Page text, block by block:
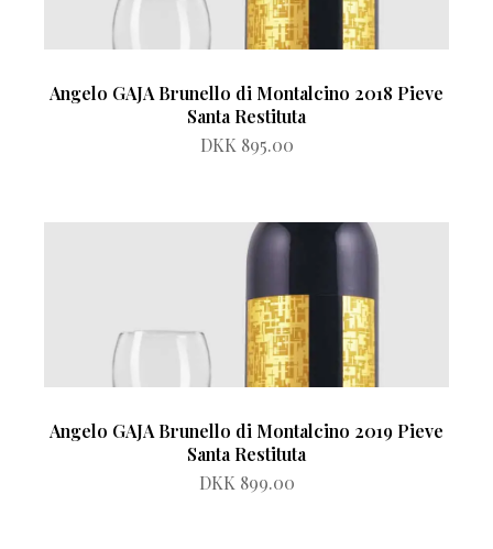
Angelo GAJA Brunello di Montalcino 2018 Pieve
Santa Restituta
DKK 895.00
Angelo GAJA Brunello di Montalcino 2019 Pieve
Santa Restituta
DKK 899.00